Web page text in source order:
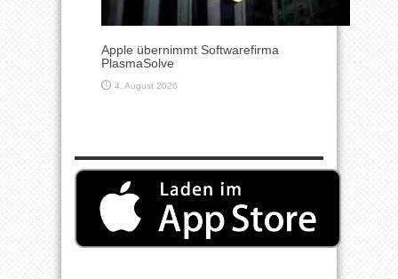
Apple übernimmt Softwarefirma
PlasmaSolve
4. August 2026